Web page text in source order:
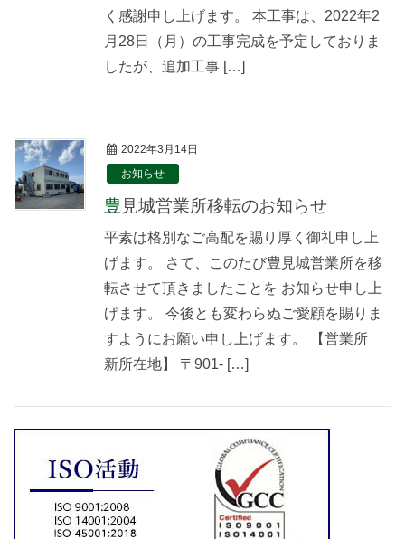
く感謝申し上げます。 本工事は、2022年2
月28日（月）の工事完成を予定しておりま
したが、追加工事 […]
2022年3月14日
お知らせ
豊見城営業所移転のお知らせ
平素は格別なご高配を賜り厚く御礼申し上
げます。 さて、このたび豊見城営業所を移
転させて頂きましたことを お知らせ申し上
げます。 今後とも変わらぬご愛顧を賜りま
すようにお願い申し上げます。 【営業所
新所在地】 〒901- […]